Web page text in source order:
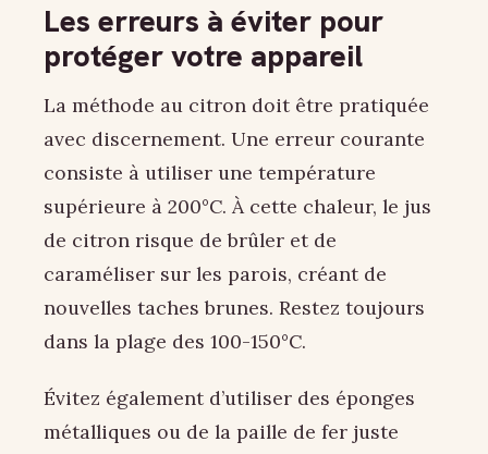
Les erreurs à éviter pour
protéger votre appareil
La méthode au citron doit être pratiquée
avec discernement. Une erreur courante
consiste à utiliser une température
supérieure à 200°C. À cette chaleur, le jus
de citron risque de brûler et de
caraméliser sur les parois, créant de
nouvelles taches brunes. Restez toujours
dans la plage des 100-150°C.
Évitez également d’utiliser des éponges
métalliques ou de la paille de fer juste